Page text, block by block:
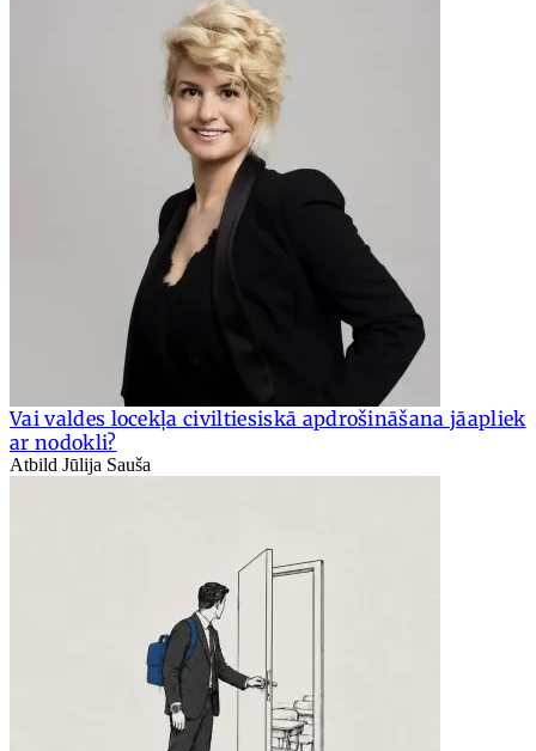
Vai valdes locekļa civiltiesiskā apdrošināšana jāapliek
ar nodokli?
Atbild Jūlija Sauša